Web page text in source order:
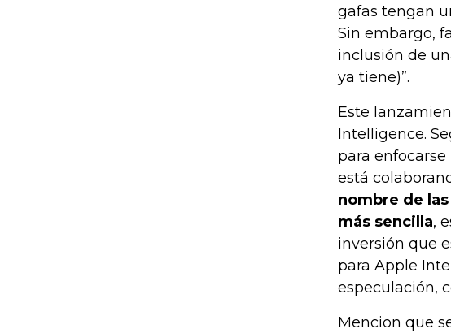
gafas tengan
Sin embargo,
inclusión de
ya tiene)”.
Este
Intelligence.
para
está
nombre de
más sencilla,
inversión que
para Apple
especulación,
Mencion que